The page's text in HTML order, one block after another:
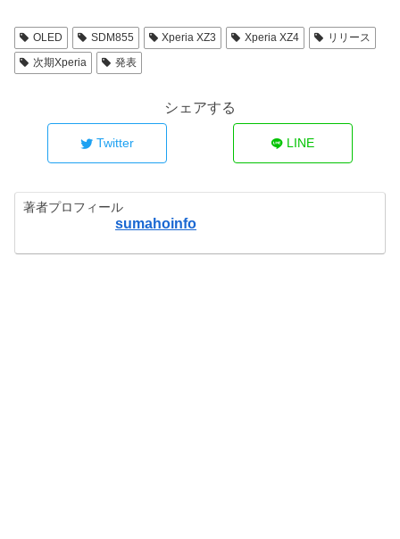
OLED SDM855 Xperia XZ3 Xperia XZ4
リリース
次期Xperia
発表
シェアする
Twitter LINE
著者プロフィール
sumahoinfo